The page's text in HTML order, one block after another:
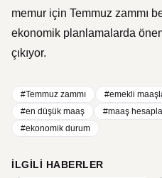
memur için Temmuz zammı
ekonomik planlamalarda
çıkıyor.
#Temmuz zammı #emekli
#en düşük maaş
#maaş
#ekonomik durum
İLGILI HABERLER